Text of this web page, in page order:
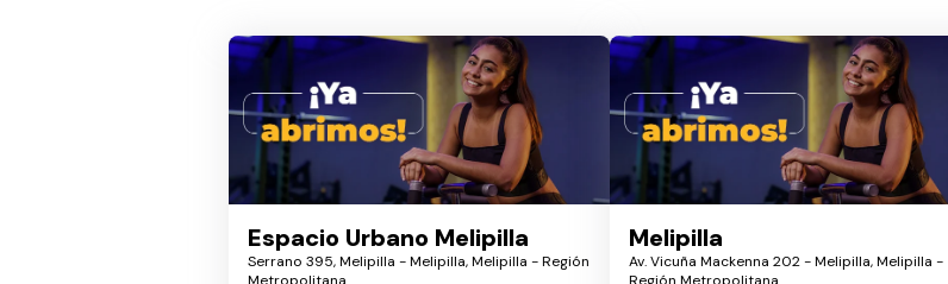
Espacio Urbano Melipilla
Serrano 395, Melipilla - Melipilla, Melipilla - Región
Melipilla
Av. Vicuña Mackenna 202 - Melipilla, Melipilla -